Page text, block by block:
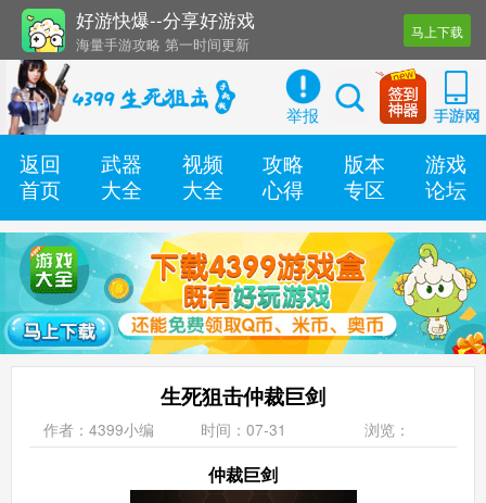
好游快爆--分享好游戏
海量手游攻略 第一时间更新
还有几十款实用辅助工具
马上下载
举报
返回
首页
武器
大全
视频
大全
攻略
心得
版本
专区
游戏
论坛
生死狙击仲裁巨剑
作者：4399小编 时间：07-31 浏览：
仲裁巨剑